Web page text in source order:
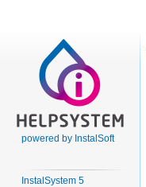
powered by InstalSoft
InstalSystem 5